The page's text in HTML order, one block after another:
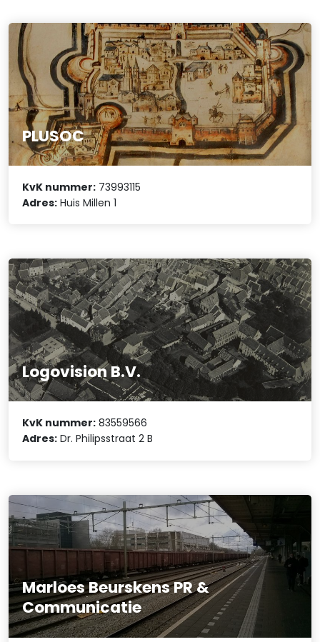
PLUSOC
KvK nummer: 73993115
Adres: Huis Millen 1
Logovision B.V.
KvK nummer: 83559566
Adres: Dr. Philipsstraat 2 B
Marloes Beurskens PR &
Communicatie